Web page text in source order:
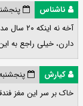
ناشناس
پنجشنبه ۱۰ مهر
آخه نه
دارن، خیلی راجع به
کیارش
پنجشنبه ۱۰ مهر ۱۴۰۴
خاک بر سر این مغز